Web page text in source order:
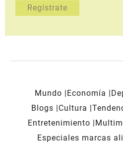
Mundo Economía
Blogs
Cultura
Entretenimiento
Especiales marcas